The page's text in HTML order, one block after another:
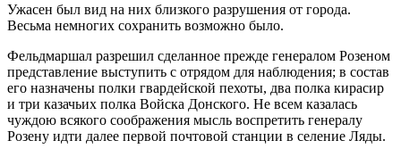
Ужасен был вид на них близкого разрушения от города.
Весьма немногих сохранить возможно было.
Фельдмаршал разрешил сделанное прежде генералом Розеном
представление выступить с отрядом для наблюдения; в состав
его назначены полки гвардейской пехоты, два полка кирасир
и три казачьих полка Войска Донского. Не всем казалась
чуждою всякого соображения мысль воспретить генералу
Розену идти далее первой почтовой станции в селение Ляды.